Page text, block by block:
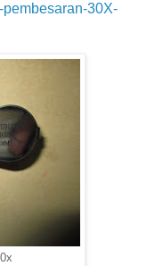
pembesaran-30X-